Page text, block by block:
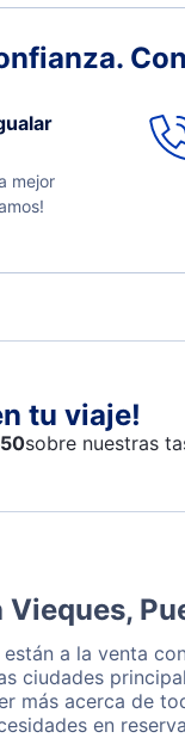
mejor
tu viaje!
50sobre nuestras
Vieques,
a la venta
ciudades
más acerca de
en